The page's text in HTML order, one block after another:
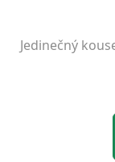
Jedinečný